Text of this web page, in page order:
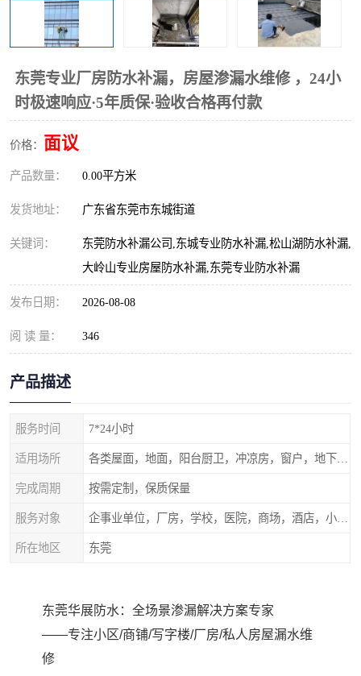
东莞专业厂房防水补漏，房屋渗漏水维修 ，24小
时极速响应·5年质保·验收合格再付款
价格： 面议
产品数量： 0.00平方米
发货地址： 广东省东莞市东城街道
关键词：
东莞防水补漏公司,东城专业防水补漏,松山湖防水补漏,
大岭山专业房屋防水补漏,东莞专业防水补漏
发布日期： 2026-08-08
阅 读 量： 346
产品描述
服务时间 7*24小时
适用场所
完成周期 按需定制，保质保量
服务对象
所在地区 东莞
东莞华展防水：全场景渗漏解决方案专家
——专注小区/商铺/写字楼/厂房/私人房屋漏水维
修